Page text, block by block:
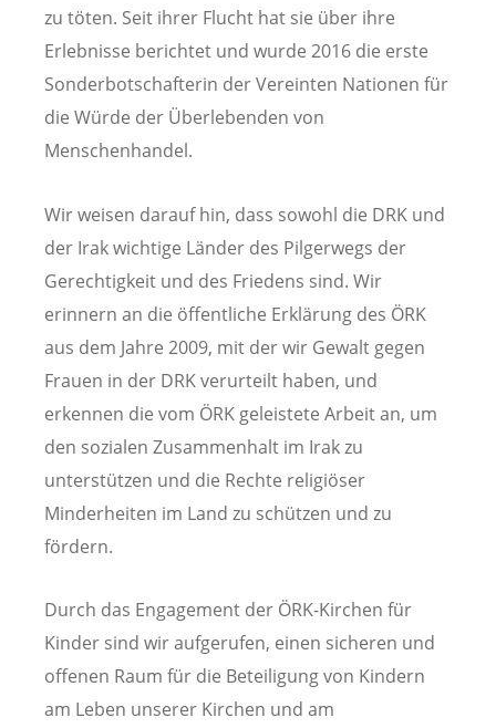
zu töten. Seit ihrer Flucht hat sie über ihre
Erlebnisse berichtet und wurde 2016 die erste
Sonderbotschafterin der Vereinten Nationen für
die Würde der Überlebenden von
Menschenhandel.
Wir weisen darauf hin, dass sowohl die DRK und
der Irak wichtige Länder des Pilgerwegs der
Gerechtigkeit und des Friedens sind. Wir
erinnern an die öffentliche Erklärung des ÖRK
aus dem Jahre 2009, mit der wir Gewalt gegen
Frauen in der DRK verurteilt haben, und
erkennen die vom ÖRK geleistete Arbeit an, um
den sozialen Zusammenhalt im Irak zu
unterstützen und die Rechte religiöser
Minderheiten im Land zu schützen und zu
fördern.
Durch das Engagement der ÖRK-Kirchen für
Kinder sind wir aufgerufen, einen sicheren und
offenen Raum für die Beteiligung von Kindern
am Leben unserer Kirchen und am